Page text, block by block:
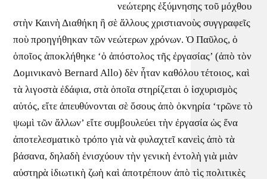
νεώτερης ἐξύμνησης τοῦ μόχθου
στὴν Καινὴ Διαθήκη ἢ σὲ ἄλλους χριστιανοὺς συγγραφεῖς
ποὺ προηγήθηκαν τῶν νεώτερων χρόνων. Ὁ Παῦλος, ὁ
ὁποῖος ἀποκλήθηκε ‘ὁ ἀπόστολος τῆς ἐργασίας’ (ἀπὸ τὸν
Δομινικανὸ Bernard Allo) δὲν ἦταν καθόλου τέτοιος, καὶ
τὰ λιγοστὰ ἐδάφια, στὰ ὁποῖα στηρίζεται ὁ ἰσχυρισμὸς
αὐτός, εἴτε ἀπευθύνονται σὲ ὅσους ἀπὸ ὀκνηρία ‘τρῶνε τὸ
ψωμὶ τῶν ἄλλων’ εἴτε συμβουλεύει τὴν ἐργασία ὡς ἕνα
ἀποτελεσματικὸ τρόπο γιὰ νὰ φυλαχτεῖ κανεὶς ἀπὸ τὰ
βάσανα, δηλαδὴ ἐνισχύουν τὴν γενικὴ ἐντολὴ γιὰ μιὰν
αὐστηρὰ ἰδιωτικὴ ζωὴ καὶ ἀποτρέπουν ἀπὸ τὶς πολιτικὲς